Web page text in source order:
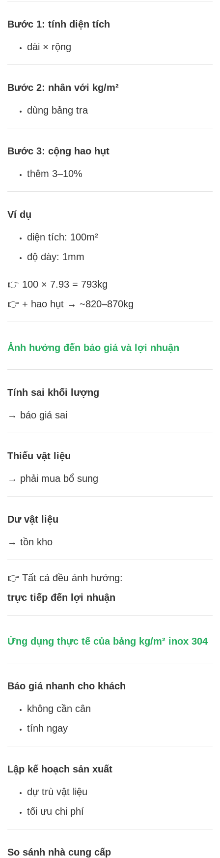
Bước 1: tính diện tích
dài × rộng
Bước 2: nhân với kg/m²
dùng bảng tra
Bước 3: cộng hao hụt
thêm 3–10%
Ví dụ
diện tích: 100m²
độ dày: 1mm
👉 100 × 7.93 = 793kg
👉 + hao hụt → ~820–870kg
Ảnh hưởng đến báo giá và lợi nhuận
Tính sai khối lượng
→ báo giá sai
Thiếu vật liệu
→ phải mua bổ sung
Dư vật liệu
→ tồn kho
👉 Tất cả đều ảnh hưởng:
trực tiếp đến lợi nhuận
Ứng dụng thực tế của bảng kg/m² inox 304
Báo giá nhanh cho khách
không cần cân
tính ngay
Lập kế hoạch sản xuất
dự trù vật liệu
tối ưu chi phí
So sánh nhà cung cấp